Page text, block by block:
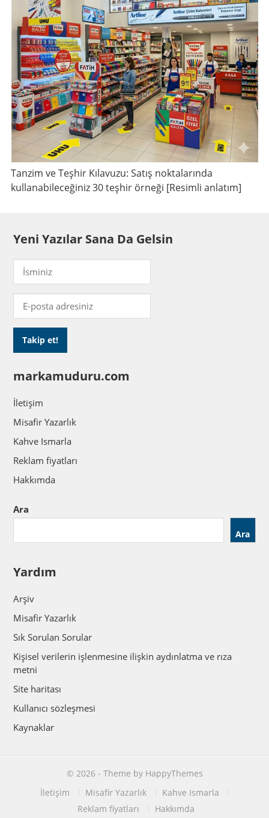
Tanzim ve Teşhir Kılavuzu: Satış noktalarında
kullanabileceğiniz 30 teşhir örneği [Resimli anlatım]
Yeni Yazılar Sana Da Gelsin
markamuduru.com
İletişim
Misafir Yazarlık
Kahve Ismarla
Reklam fiyatları
Hakkımda
Ara
Ara
Yardım
Arşiv
Misafir Yazarlık
Sık Sorulan Sorular
Kişisel verilerin işlenmesine ilişkin aydınlatma ve rıza
metni
Site haritası
Kullanıcı sözleşmesi
Kaynaklar
© 2026 - Theme by HappyThemes
İletişim
Misafir Yazarlık
Kahve Ismarla
Reklam fiyatları
Hakkımda